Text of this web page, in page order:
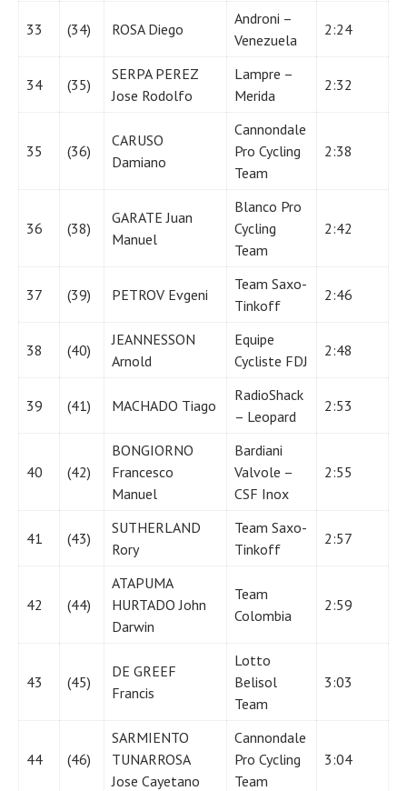
33 (34) ROSA Diego
Androni –
Venezuela
2:24
34 (35)
SERPA PEREZ
Jose Rodolfo
Lampre –
Merida
2:32
35 (36)
CARUSO
Damiano
Cannondale
Pro Cycling
Team
2:38
36 (38)
GARATE Juan
Manuel
Blanco Pro
Cycling
Team
2:42
37 (39) PETROV Evgeni
Team Saxo-
Tinkoff
2:46
38 (40)
JEANNESSON
Arnold
Equipe
Cycliste FDJ
2:48
39 (41) MACHADO Tiago
RadioShack
– Leopard
2:53
40 (42)
BONGIORNO
Francesco
Manuel
Bardiani
Valvole –
CSF Inox
2:55
41 (43)
SUTHERLAND
Rory
Team Saxo-
Tinkoff
2:57
42 (44)
ATAPUMA
HURTADO John
Darwin
Team
Colombia
2:59
43 (45)
DE GREEF
Francis
Lotto
Belisol
Team
3:03
44 (46)
SARMIENTO
TUNARROSA
Jose Cayetano
Cannondale
Pro Cycling
Team
3:04